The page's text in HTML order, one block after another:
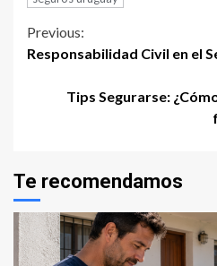
Continue
Previous:
Responsabilidad Civil en el
Tips Segurarse:
Te recomendamos